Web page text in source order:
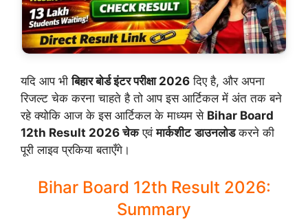
यदि आप भीबिहार बोर्ड इंटर परीक्षा 2026 दिए है, और अपना
रिजल्ट चेक करना चाहते है तो आप इस आर्टिकल में अंत तक बने
रहे क्योकि आज के इस आर्टिकल के माध्यम से Bihar Board
12th Result 2026 चेकएवंमार्कशीट डाउनलोडकरने की
पूरी लाइव प्रकिया बताएँगे।
Bihar Board 12th Result 2026:
Summary